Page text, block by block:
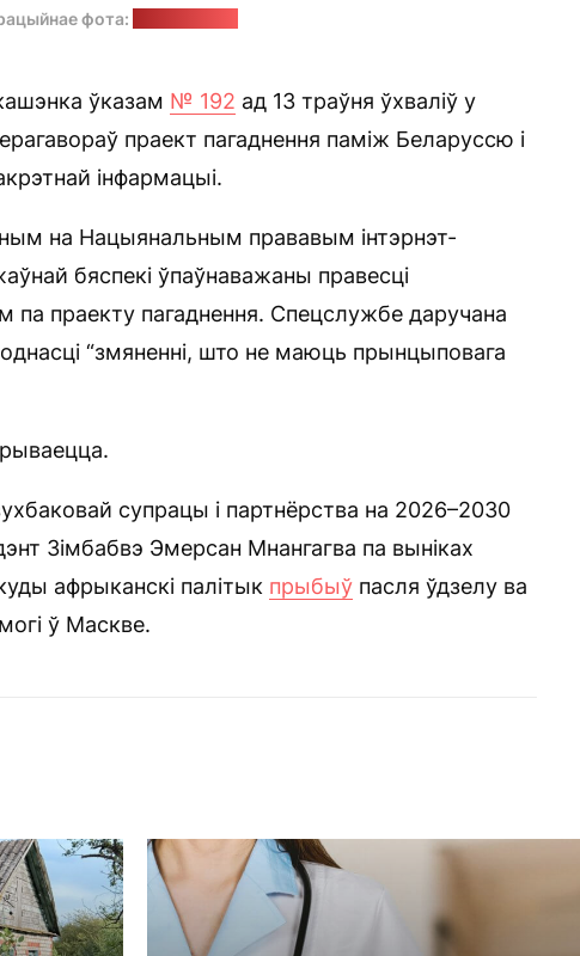
фота:
ўказам № 192 ад 13 траўня ўхваліў у
праект пагаднення паміж Беларуссю і
інфармацыі.
на Нацыянальным прававым інтэрнэт-
бяспекі ўпаўнаважаны правесці
па праекту пагаднення. Спецслужбе даручана
“змяненні, што не маюць прынцыповага
супрацы і партнёрства на 2026–2030
Зімбабвэ Эмерсан Мнангагва па выніках
афрыканскі палітык прыбыў пасля ўдзелу ва
ў Маскве.